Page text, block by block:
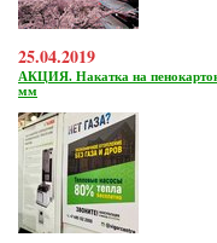
25.04.2019
АКЦИЯ. Накатка на
мм